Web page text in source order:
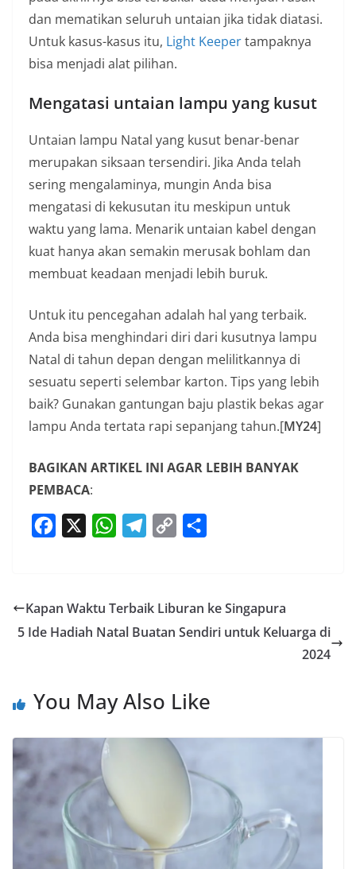
dan mematikan seluruh untaian jika tidak diatasi.
Untuk kasus-kasus itu, Light Keepertampaknya
bisa menjadi alat pilihan.
Mengatasi untaian lampu yang kusut
Untaian lampu Natal yang kusut benar-benar
merupakan siksaan tersendiri. Jika Anda telah
sering mengalaminya, mungin Anda bisa
mengatasi di kekusutan itu meskipun untuk
waktu yang lama. Menarik untaian kabel dengan
kuat hanya akan semakin merusak bohlam dan
membuat keadaan menjadi lebih buruk.
Untuk itu pencegahan adalah hal yang terbaik.
Anda bisa menghindari diri dari kusutnya lampu
Natal di tahun depan dengan melilitkannya di
sesuatu seperti selembar karton. Tips yang lebih
baik? Gunakan gantungan baju plastik bekas agar
lampu Anda tertata rapi sepanjang tahun.[MY24]
BAGIKAN ARTIKEL INI AGAR LEBIH BANYAK
PEMBACA:
W
Kapan Waktu Terbaik Liburan ke Singapura
5 Ide Hadiah Natal Buatan Sendiri untuk Keluarga di
2024
You May Also Like